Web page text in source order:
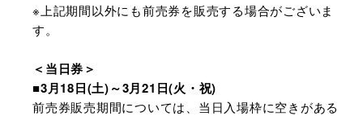
※上記期間以外にも前売券を販売する場合がございま
す。
＜当日券＞
■3月18日(土)～3月21日(火・祝)
前売券販売期間については、当日入場枠に空きがある